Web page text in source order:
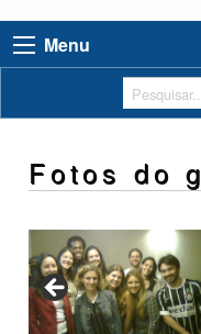
Menu
Fotos do